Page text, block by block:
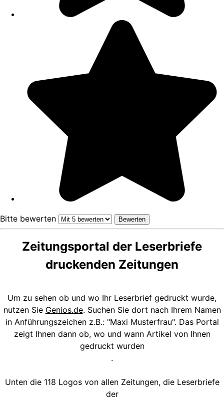
Bitte bewerten
Zeitungsportal der Leserbriefe
druckenden Zeitungen
Um zu sehen ob und wo Ihr Leserbrief gedruckt wurde,
nutzen Sie Genios.de. Suchen Sie dort nach Ihrem Namen
in Anführungszeichen z.B.: "Maxi Musterfrau". Das Portal
zeigt Ihnen dann ob, wo und wann Artikel von Ihnen
gedruckt wurden
.
Unten die 118 Logos von allen Zeitungen, die Leserbriefe
der